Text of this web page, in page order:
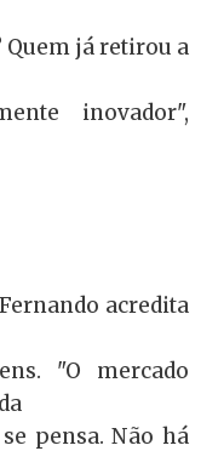
Quem já retirou a
inovador",
acredita
"O mercado
pensa. Não há